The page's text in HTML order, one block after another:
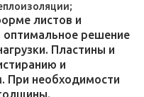
листов и
решение
Пластины и
и
При необходимости